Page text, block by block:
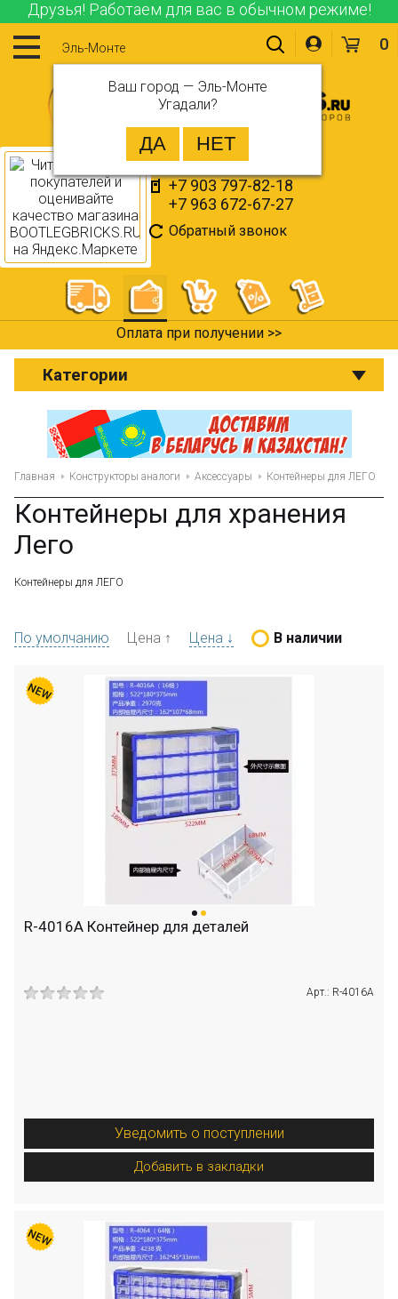
Друзья! Работаем для вас в обычном режиме!
Эль-Монте
Ваш город — Эль-Монте
Угадали?
+7 903 797-82-18
+7 963 672-67-27
Обратный звонок
0
Оплата при получении >>
Категории
Главная Конструкторы аналоги Аксессуары Контейнеры для ЛЕГО
Контейнеры для хранения
Лего
Контейнеры для ЛЕГО
По умолчанию Цена ↑ Цена ↓ В наличии
R-4016A Контейнер для деталей
Арт.: R-4016A
Уведомить о поступлении
Добавить в закладки